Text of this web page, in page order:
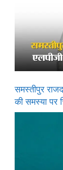
समस्तीपुर
की समस्या पर